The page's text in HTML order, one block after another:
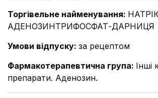
Торгівельне найменування:
АДЕНОЗИНТРИФОСФАТ-ДАРНИЦЯ
Умови відпуску: за рецептом
Фармакотерапевтична група: Інші
препарати. Аденозин.